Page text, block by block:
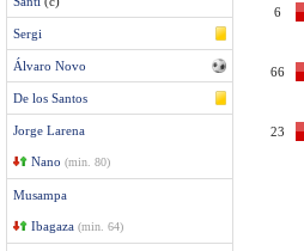
Sergi
Álvaro Novo
De los Santos
Jorge Larena
Nano (min. 80)
Musampa
Ibagaza (min. 64)
6
66
23